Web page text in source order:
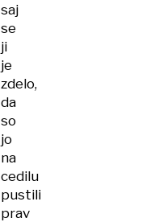
saj
se
ji
je
zdelo,
da
so
jo
na
cedilu
pustili
prav